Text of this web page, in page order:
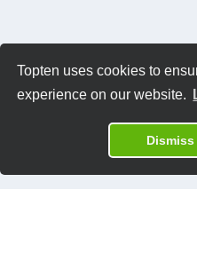
Topten uses cookies to
experience on our website.
Dismiss